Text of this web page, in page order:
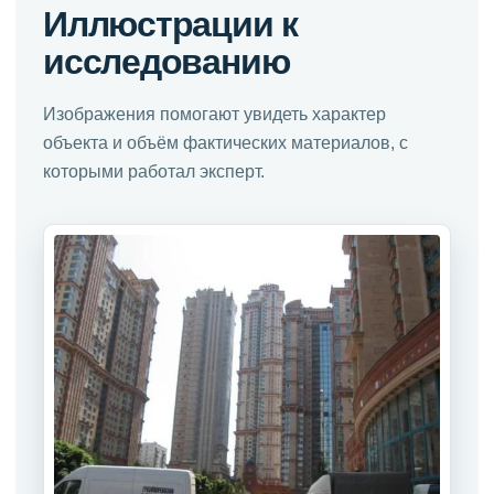
Иллюстрации к
исследованию
Изображения помогают увидеть характер
объекта и объём фактических материалов, с
которыми работал эксперт.